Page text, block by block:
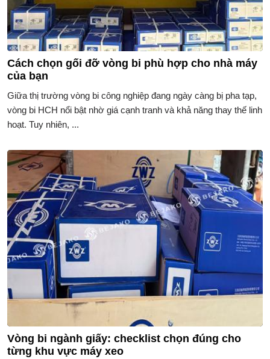
Cách chọn gối đỡ vòng bi phù hợp cho nhà máy
của bạn
Giữa thị trường vòng bi công nghiệp đang ngày càng bị pha tạp,
vòng bi HCH nổi bật nhờ giá cạnh tranh và khả năng thay thế linh
hoạt. Tuy nhiên, ...
Vòng bi ngành giấy: checklist chọn đúng cho
từng khu vực máy xeo